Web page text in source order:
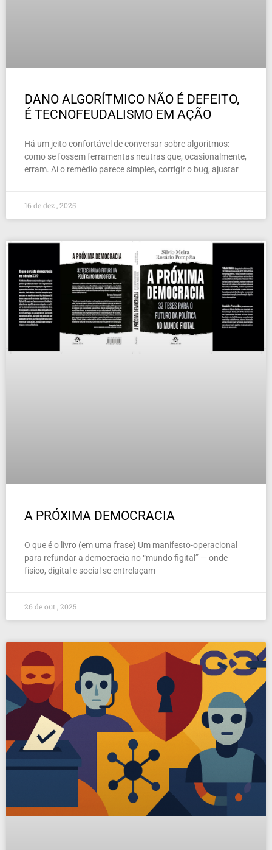
DANO ALGORÍTMICO NÃO É DEFEITO,
É TECNOFEUDALISMO EM AÇÃO
Há um jeito confortável de conversar sobre algoritmos:
como se fossem ferramentas neutras que, ocasionalmente,
erram. Aí o remédio parece simples, corrigir o bug, ajustar
16 de dez , 2025
A PRÓXIMA DEMOCRACIA
O que é o livro (em uma frase) Um manifesto-operacional
para refundar a democracia no “mundo figital” — onde
físico, digital e social se entrelaçam
26 de out , 2025